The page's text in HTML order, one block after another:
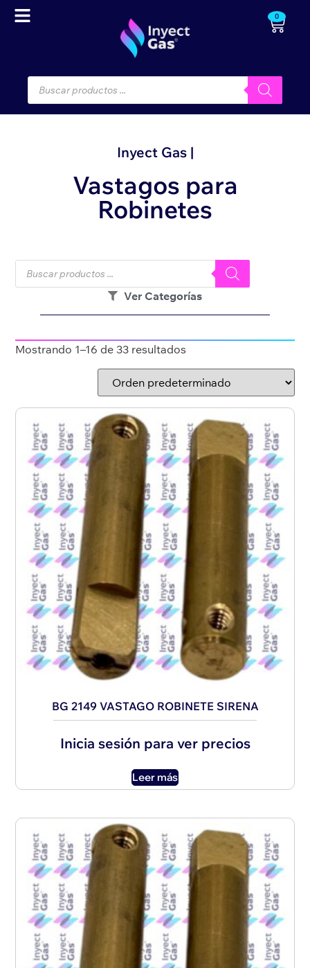
0
Inyect Gas |
Vastagos para
Robinetes
Ver Categorías
Mostrando 1–16 de 33 resultados
BG 2149 VASTAGO ROBINETE SIRENA
Inicia sesión para ver precios
Leer más